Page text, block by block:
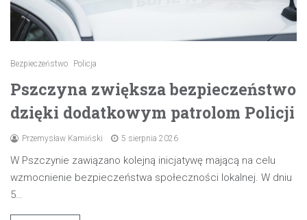
Bezpieczeństwo Policja
Pszczyna zwiększa bezpieczeństwo
dzięki dodatkowym patrolom Policji
Przemysław Kamiński 5 sierpnia 2026
W Pszczynie zawiązano kolejną inicjatywę mającą na celu
wzmocnienie bezpieczeństwa społeczności lokalnej. W dniu
5…